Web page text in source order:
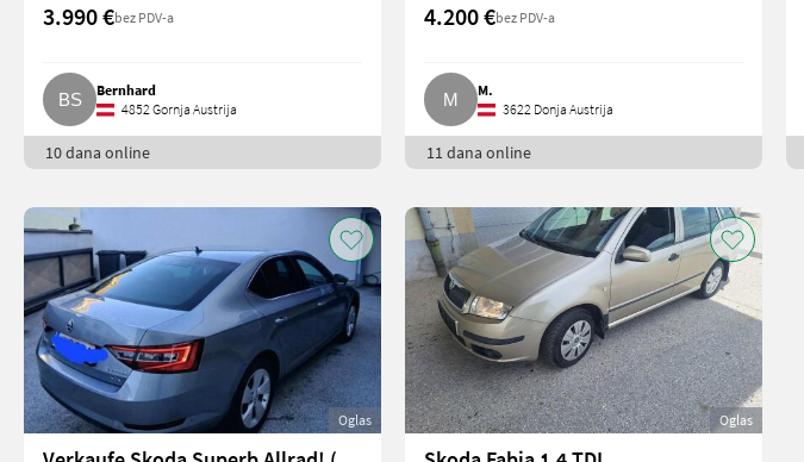
3.990 €bez PDV-a
Bernhard
4852 Gornja Austrija
10 dana online
4.200 €bez PDV-a
M.
3622 Donja Austrija
11 dana online
Oglas Oglas